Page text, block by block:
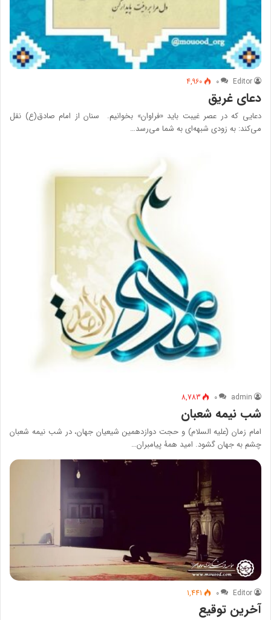
Editor ۰ 4,960
دعای غریق
دعایی که در عصر غیبت باید «فراوان» بخوانیم. سنان از امام صادق(ع) نقل
می‌کند: به زودى شبهه‌‏اى به شما می‌‏رسد…
admin ۰ 8,783
شب نیمه شعبان
امام زمان (علیه السلام) و حجت دوازدهمین شیعیان جهان، در شب نیمه شعبان
چشم به جهان گشود. امید همۀ پیامبران…
Editor ۰ 1,441
آخرین توقیع